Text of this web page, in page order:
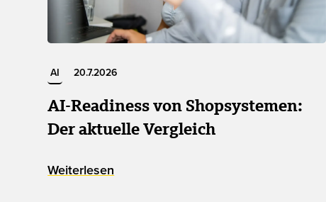
AI 20.7.2026
AI-Readiness von Shopsystemen:
Der aktuelle Vergleich
Weiterlesen